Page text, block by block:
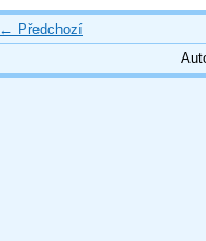
← Předchozí